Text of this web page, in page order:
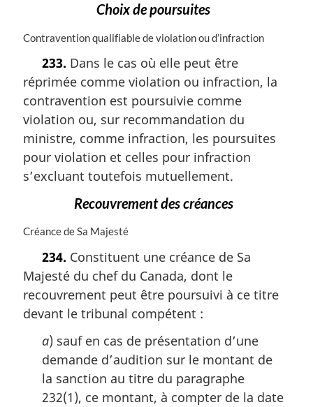
n
:
Choix de poursuites
N
e
m
r
g
i
a
:
Contravention qualifiable de violation ou d’infraction
233. Dans le cas où elle peut être
réprimée comme violation ou infraction, la
contravention est poursuivie comme
violation ou, sur recommandation du
ministre, comme infraction, les poursuites
pour violation et celles pour infraction
s’excluant toutefois mutuellement.
Recouvrement des créances
N
e
m
r
Créance de Sa Majesté
234. Constituent une créance de Sa
Majesté du chef du Canada, dont le
recouvrement peut être poursuivi à ce titre
devant le tribunal compétent :
a) sauf en cas de présentation d’une
demande d’audition sur le montant de
la sanction au titre du paragraphe
232(1), ce montant, à compter de la date